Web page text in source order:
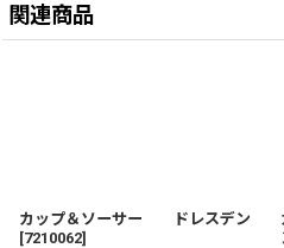
関連商品
カップ＆ソーサー ドレスデン
[7210062]